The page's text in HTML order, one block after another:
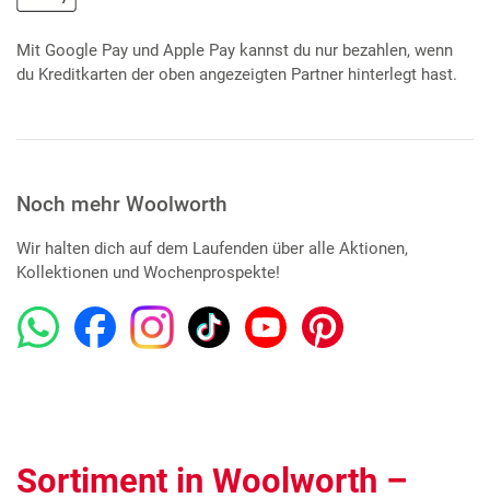
Mit Google Pay und Apple Pay kannst du nur bezahlen, wenn
du Kreditkarten der oben angezeigten Partner hinterlegt hast.
Noch mehr Woolworth
Wir halten dich auf dem Laufenden über alle Aktionen,
Kollektionen und Wochenprospekte!
Sortiment in Woolworth –